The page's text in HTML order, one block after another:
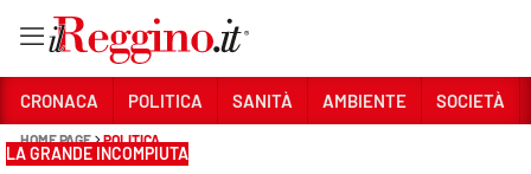
Sezioni
CRONACA POLITICA SANITÀ AMBIENTE SOCIETÀ
HOME PAGE POLITICA
LA GRANDE INCOMPIUTA